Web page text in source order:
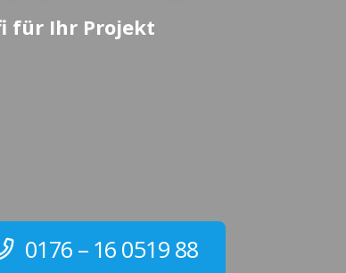
für Ihr Projekt
0176 – 16 0519 88